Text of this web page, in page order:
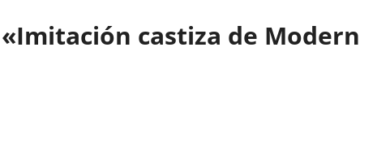
castiza de Modern